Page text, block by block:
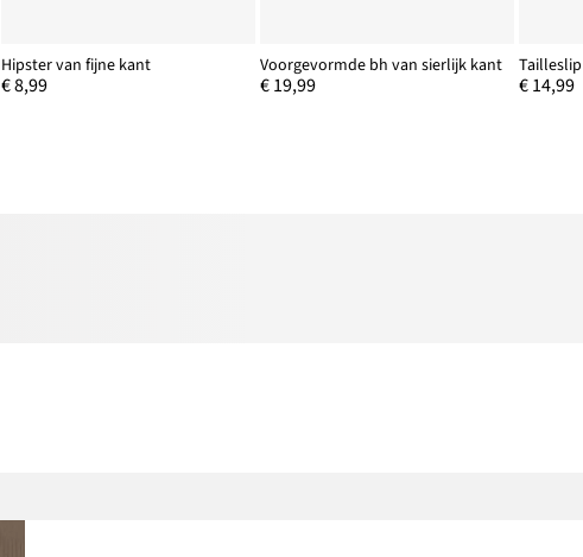
Hipster van fijne kant
€ 8,99
Voorgevormde bh van sierlijk kant
€ 19,99 € 14,99